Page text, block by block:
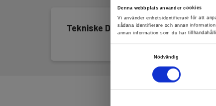
Denna webbplats använder cookies
Vi använder enhetsidentifierare för att
sådana identifierare och annan
annan information som du har
Nödvändig
Tekniske Data